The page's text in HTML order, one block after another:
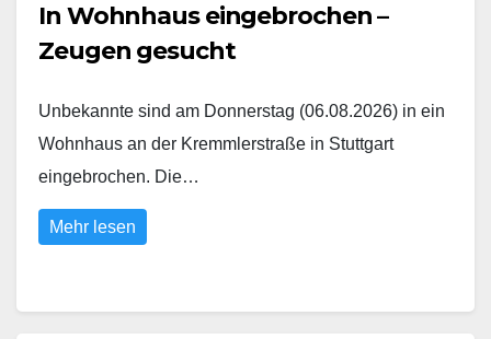
In Wohnhaus eingebrochen –
Zeugen gesucht
Unbekannte sind am Donnerstag (06.08.2026) in ein
Wohnhaus an der Kremmlerstraße in Stuttgart
eingebrochen. Die…
Mehr lesen